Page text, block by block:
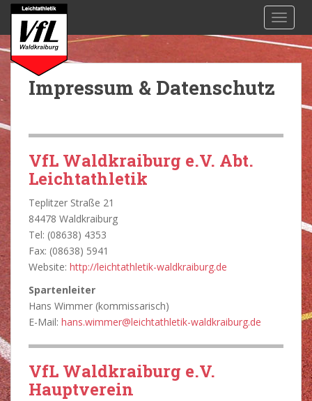
i
p
m
a
t
e
n
t
Impressum & Datenschutz
VfL Waldkraiburg e.V. Abt.
Leichtathletik
Teplitzer Straße 21
84478 Waldkraiburg
Tel: (08638) 4353
Fax: (08638) 5941
Website: http://leichtathletik-waldkraiburg.de
Spartenleiter
Hans Wimmer (kommissarisch)
E-Mail: hans.wimmer@leichtathletik-waldkraiburg.de
VfL Waldkraiburg e.V.
Hauptverein